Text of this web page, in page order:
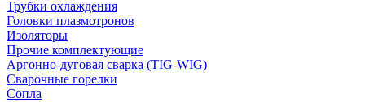
Трубки охлаждения
Головки плазмотронов
Изоляторы
Прочие комплектующие
Аргонно-дуговая сварка (TIG-WIG)
Сварочные горелки
Сопла